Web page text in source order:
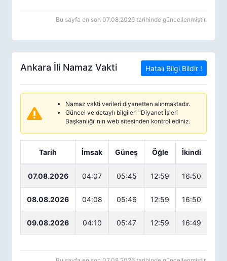
Bu sayfa en son 07.08.2026 tarihinde güncellenmiştir.
Ankara İli Namaz Vakti Hatalı Bilgi Bildir !
Namaz vakti verileri diyanetten alınmaktadır.
Güncel ve detaylı bilgileri "Diyanet İşleri
Başkanlığı"nın web sitesinden kontrol ediniz.
Tarih İmsak Güneş Öğle İkindi
07.08.2026 04:07 05:45 12:59 16:50
08.08.2026 04:08 05:46 12:59 16:50
09.08.2026 04:10 05:47 12:59 16:49